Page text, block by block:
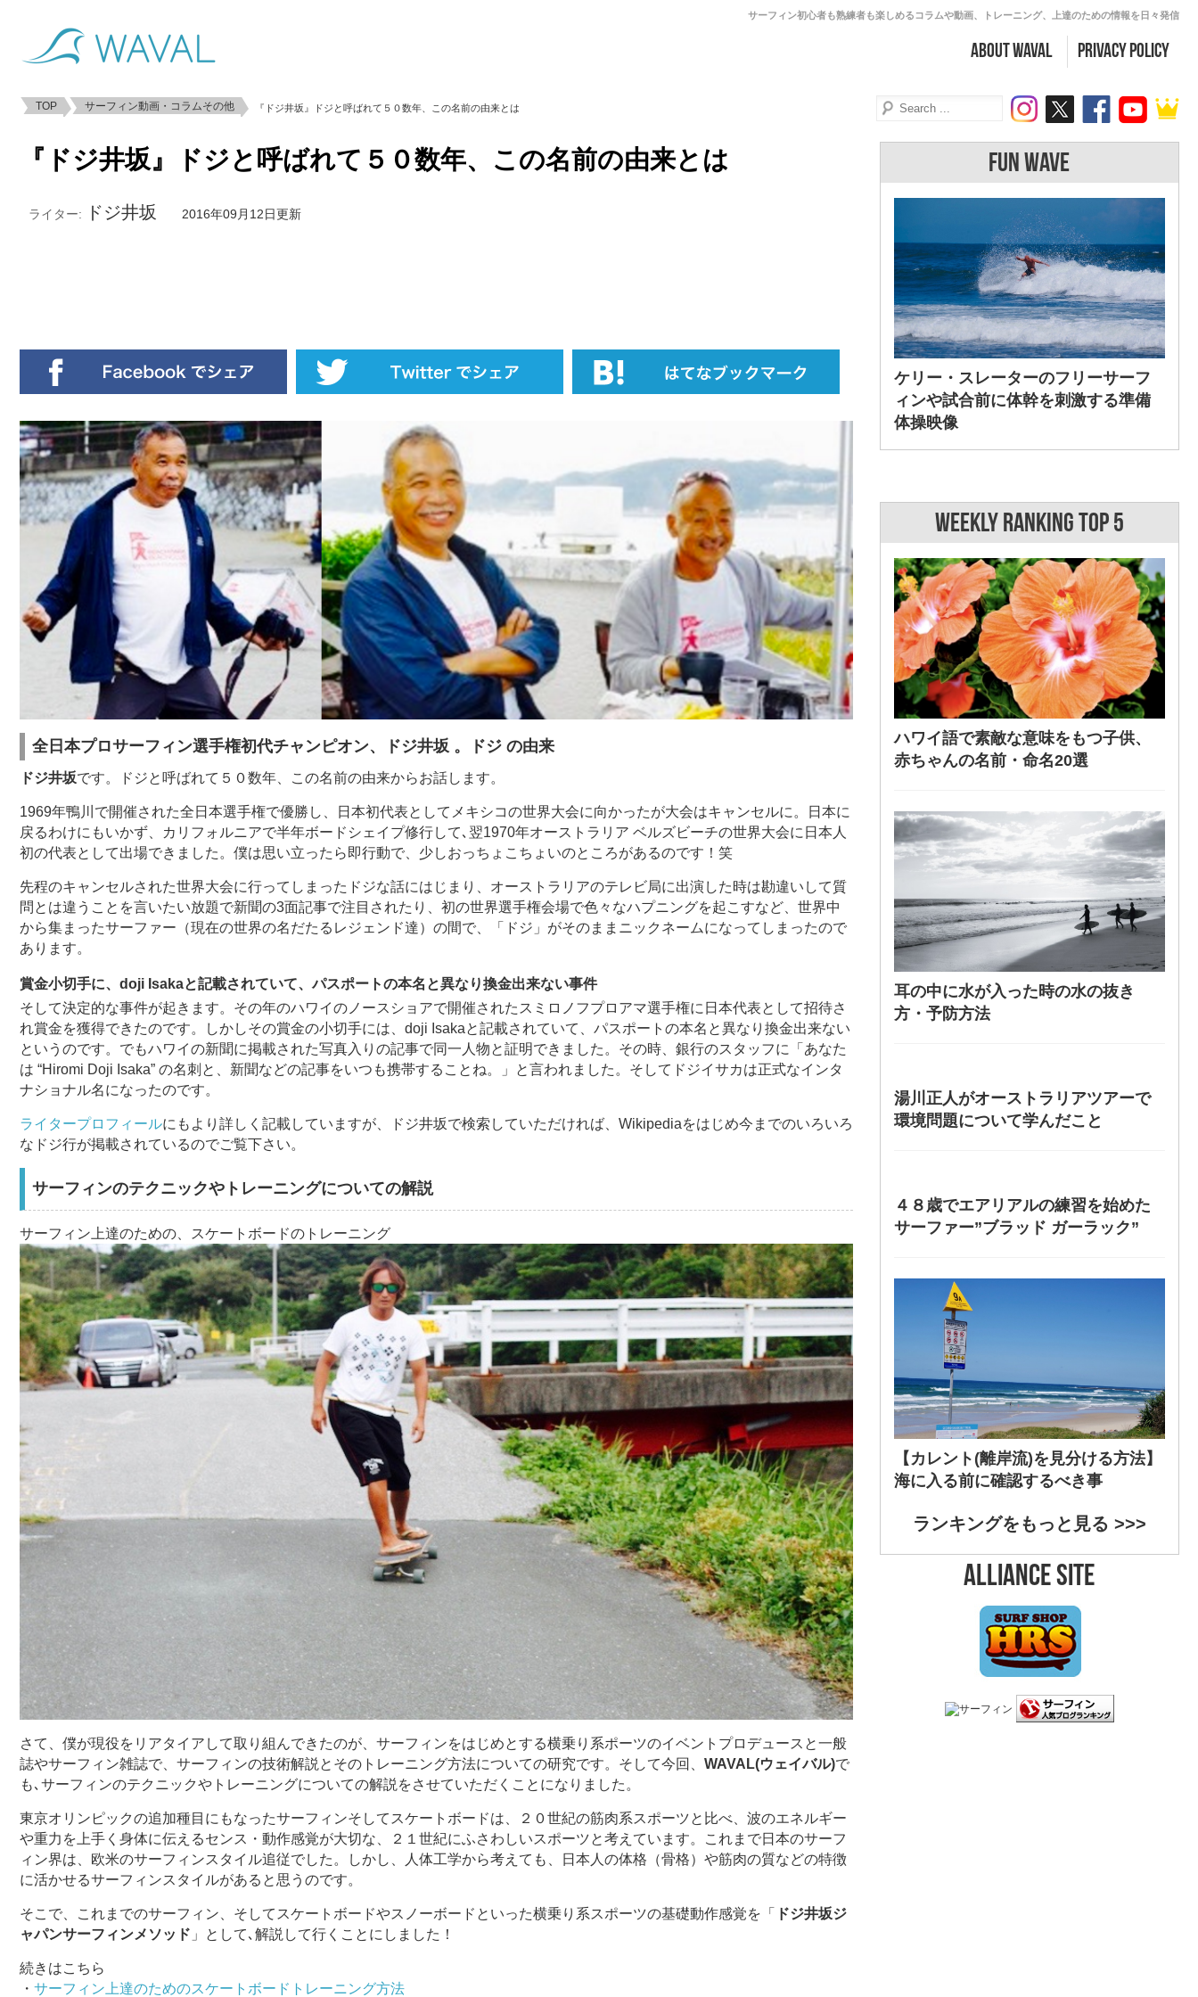
サーフィン初心者も熟練者も楽しめるコラムや動画、トレーニング、上達のための情報を日々発信
about WAVAL PRIVACY POLICY
TOP サーフィン動画・コラムその他 『ドジ井坂』ドジと呼ばれて５０数年、この名前の由来とは
『ドジ井坂』ドジと呼ばれて５０数年、この名前の由来とは
ライター: ドジ井坂 2016年09月12日更新
全日本プロサーフィン選手権初代チャンピオン、ドジ井坂 。ドジ の由来
ドジ井坂です。ドジと呼ばれて５０数年、この名前の由来からお話します。
1969年鴨川で開催された全日本選手権で優勝し、日本初代表としてメキシコの世界大会に向かったが大会はキャンセルに。日本に
戻るわけにもいかず、カリフォルニアで半年ボードシェイプ修行して､翌1970年オーストラリア ベルズビーチの世界大会に日本人
初の代表として出場できました。僕は思い立ったら即行動で、少しおっちょこちょいのところがあるのです！笑
先程のキャンセルされた世界大会に行ってしまったドジな話にはじまり、オーストラリアのテレビ局に出演した時は勘違いして質
問とは違うことを言いたい放題で新聞の3面記事で注目されたり、初の世界選手権会場で色々なハプニングを起こすなど、世界中
から集まったサーファー（現在の世界の名だたるレジェンド達）の間で、「ドジ」がそのままニックネームになってしまったので
あります。
賞金小切手に、doji Isakaと記載されていて、パスポートの本名と異なり換金出来ない事件
そして決定的な事件が起きます。その年のハワイのノースショアで開催されたスミロノフプロアマ選手権に日本代表として招待さ
れ賞金を獲得できたのです。しかしその賞金の小切手には、doji Isakaと記載されていて、パスポートの本名と異なり換金出来ない
というのです。でもハワイの新聞に掲載された写真入りの記事で同一人物と証明できました。その時、銀行のスタッフに「あなた
は “Hiromi Doji Isaka” の名刺と、新聞などの記事をいつも携帯することね。」と言われました。そしてドジイサカは正式なインタ
ナショナル名になったのです。
ライタープロフィールにもより詳しく記載していますが、ドジ井坂で検索していただければ、Wikipediaをはじめ今までのいろいろ
なドジ行が掲載されているのでご覧下さい。
サーフィンのテクニックやトレーニングについての解説
サーフィン上達のための、スケートボードのトレーニング
さて、僕が現役をリアタイアして取り組んできたのが、サーフィンをはじめとする横乗り系ポーツのイベントプロデュースと一般
誌やサーフィン雑誌で、サーフィンの技術解説とそのトレーニング方法についての研究です。そして今回、 WAVAL(ウェイバル)で
も､サーフィンのテクニックやトレーニングについての解説をさせていただくことになりました。
東京オリンピックの追加種目にもなったサーフィンそしてスケートボードは、２０世紀の筋肉系スポーツと比べ、波のエネルギー
や重力を上手く身体に伝えるセンス・動作感覚が大切な、２１世紀にふさわしいスポーツと考えています。これまで日本のサーフ
ィン界は、欧米のサーフィンスタイル追従でした。しかし、人体工学から考えても、日本人の体格（骨格）や筋肉の質などの特徴
に活かせるサーフィンスタイルがあると思うのです。
そこで、これまでのサーフィン、そしてスケートボードやスノーボードといった横乗り系スポーツの基礎動作感覚を「
ドジ井坂ジ
ャパンサーフィンメソッド 」として､解説して行くことにしました！
続きはこちら
・ サーフィン上達のためのスケートボードトレーニング方法
FUN WAVE
ケリー・スレーターのフリーサーフ
ィンや試合前に体幹を刺激する準備
体操映像
WEEKLY RANKING TOP 5
ハワイ語で素敵な意味をもつ子供、
赤ちゃんの名前・命名20選
耳の中に水が入った時の水の抜き
方・予防方法
湯川正人がオーストラリアツアーで
環境問題について学んだこと
４８歳でエアリアルの練習を始めた
サーファー”ブラッド ガーラック”
【カレント(離岸流)を見分ける方法】
海に入る前に確認するべき事
ランキングをもっと見る >>>
ALLIANCE SITE